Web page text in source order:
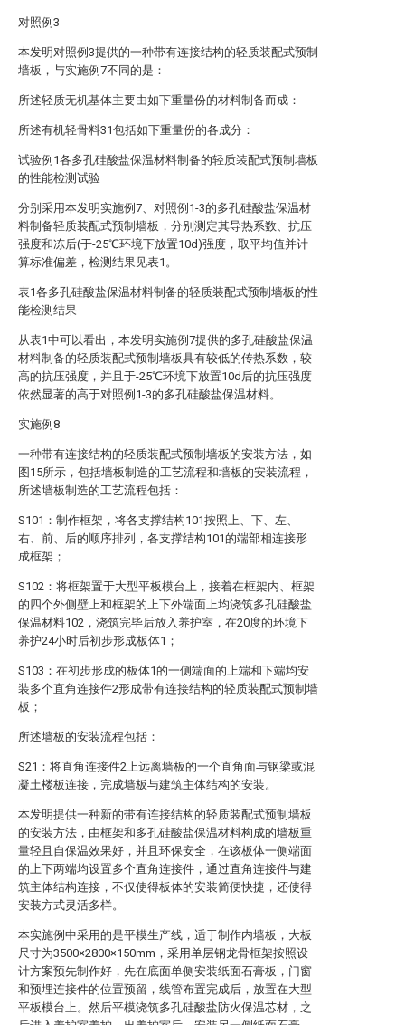
对照例3
本发明对照例3提供的一种带有连接结构的轻质装配式预制
墙板，与实施例7不同的是：
所述轻质无机基体主要由如下重量份的材料制备而成：
所述有机轻骨料31包括如下重量份的各成分：
试验例1各多孔硅酸盐保温材料制备的轻质装配式预制墙板
的性能检测试验
分别采用本发明实施例7、对照例1-3的多孔硅酸盐保温材
料制备轻质装配式预制墙板，分别测定其导热系数、抗压
强度和冻后(于-25℃环境下放置10d)强度，取平均值并计
算标准偏差，检测结果见表1。
表1各多孔硅酸盐保温材料制备的轻质装配式预制墙板的性
能检测结果
从表1中可以看出，本发明实施例7提供的多孔硅酸盐保温
材料制备的轻质装配式预制墙板具有较低的传热系数，较
高的抗压强度，并且于-25℃环境下放置10d后的抗压强度
依然显著的高于对照例1-3的多孔硅酸盐保温材料。
实施例8
一种带有连接结构的轻质装配式预制墙板的安装方法，如
图15所示，包括墙板制造的工艺流程和墙板的安装流程，
所述墙板制造的工艺流程包括：
S101：制作框架，将各支撑结构101按照上、下、左、
右、前、后的顺序排列，各支撑结构101的端部相连接形
成框架；
S102：将框架置于大型平板模台上，接着在框架内、框架
的四个外侧壁上和框架的上下外端面上均浇筑多孔硅酸盐
保温材料102，浇筑完毕后放入养护室，在20度的环境下
养护24小时后初步形成板体1；
S103：在初步形成的板体1的一侧端面的上端和下端均安
装多个直角连接件2形成带有连接结构的轻质装配式预制墙
板；
所述墙板的安装流程包括：
S21：将直角连接件2上远离墙板的一个直角面与钢梁或混
凝土楼板连接，完成墙板与建筑主体结构的安装。
本发明提供一种新的带有连接结构的轻质装配式预制墙板
的安装方法，由框架和多孔硅酸盐保温材料构成的墙板重
量轻且自保温效果好，并且环保安全，在该板体一侧端面
的上下两端均设置多个直角连接件，通过直角连接件与建
筑主体结构连接，不仅使得板体的安装简便快捷，还使得
安装方式灵活多样。
本实施例中采用的是平模生产线，适于制作内墙板，大板
尺寸为3500×2800×150mm，采用单层钢龙骨框架按照设
计方案预先制作好，先在底面单侧安装纸面石膏板，门窗
和预埋连接件的位置预留，线管布置完成后，放置在大型
平板模台上。然后平模浇筑多孔硅酸盐防火保温芯材，之